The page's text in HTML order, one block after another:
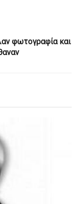
φωτογραφία και